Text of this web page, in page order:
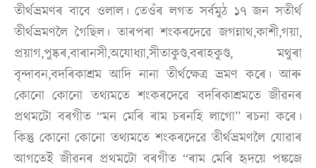
তীৰ্থভ্ৰমণৰ বাবে ওলাল। তেওঁৰ লগত সৰ্বমুঠ ১৭ জন সতীৰ্থ
তীৰ্থভ্ৰমণলৈ গৈছিল। তাৰপৰা শংকৰদেৱে জগন্নাথ,কাশী,গয়া,
প্ৰয়াগ,পুষ্কৰ,বাৰানসী,অযোধ্যা,সীতাকুণ্ড,বৰাহকুণ্ড, মথুৰা
বৃন্দাবন,বদৰিকাশ্ৰম আদি নানা তীৰ্থক্ষেত্ৰ ভ্ৰমণ কৰে। আৰু
কোনো কোনো তথ্যমতে শংকৰদেৱে বদৰিকাশ্ৰমতে জীৱনৰ
প্ৰথমটো বৰগীত “মন মেৰি ৰাম চৰনহি লাগো” ৰচনা কৰে।
কিন্তু কোনো কোনো তথ্যমতে শংকৰদেৱে তীৰ্থভ্ৰমণলৈ যোৱাৰ
আগতেই জীৱনৰ প্ৰথমটো বৰগীত “ৰাম মেৰি হৃদয়ে পঙ্কজে